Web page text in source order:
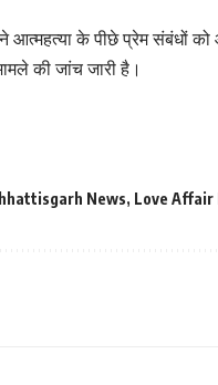
आत्महत्या के पीछे प्रेम संबंधों को
की जांच जारी है।
News, Love Affair